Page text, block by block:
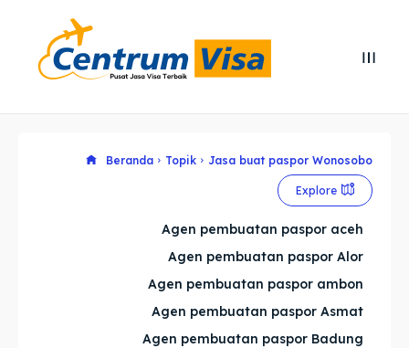
Cari
Cari
Explore our destinations
Explore our destinations
Beranda Topik Jasa buat paspor Wonosobo
Explore
Agen pembuatan paspor aceh
Agen pembuatan paspor Alor
Agen pembuatan paspor ambon
Agen pembuatan paspor Asmat
Agen pembuatan paspor Badung